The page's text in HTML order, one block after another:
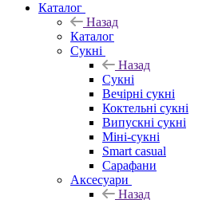
Каталог
Назад
Каталог
Сукні
Назад
Сукні
Вечірні сукні
Коктельні сукні
Випускні сукні
Міні-сукні
Smart casual
Сарафани
Аксесуари
Назад